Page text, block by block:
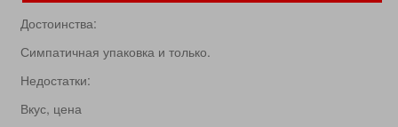
Достоинства:
Симпатичная упаковка и только.
Недостатки:
Вкус, цена